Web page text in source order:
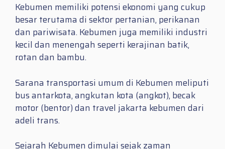
Kebumen memiliki potensi ekonomi yang cukup
besar terutama di sektor pertanian, perikanan
dan pariwisata. Kebumen juga memiliki industri
kecil dan menengah seperti kerajinan batik,
rotan dan bambu.
Sarana transportasi umum di Kebumen meliputi
bus antarkota, angkutan kota (angkot), becak
motor (bentor) dan travel jakarta kebumen dari
adeli trans.
Sejarah Kebumen dimulai sejak zaman